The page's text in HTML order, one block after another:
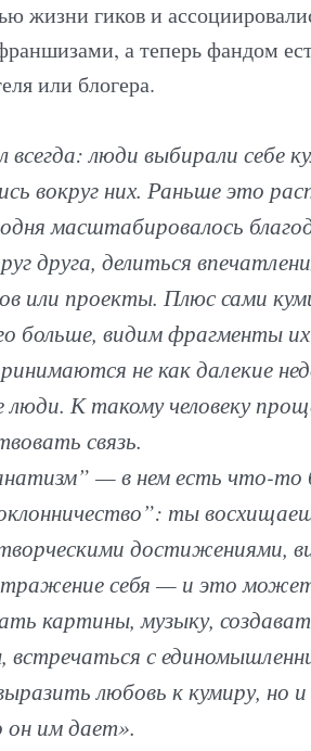
жизни гиков и
а теперь фандом
или блогера.
люди выбирали себе
вокруг них. Раньше это
масштабировалось
друга, делиться
или проекты. Плюс сами
больше, видим фрагменты их
не как далекие
К такому человеку
связь.
— в нем есть что-то
ты
творческими достижениями,
себя — и это
картины, музыку,
с
любовь к кумиру, но и
он им дает».